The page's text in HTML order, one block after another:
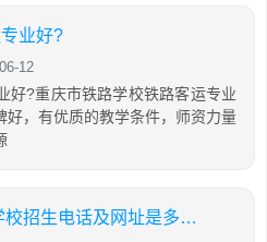
业好?
12
好?重庆市铁路学校铁路客运专业
好，有优质的教学条件，师资力量
2026年重庆市南丁卫生学校招生电话及网址是多少呢